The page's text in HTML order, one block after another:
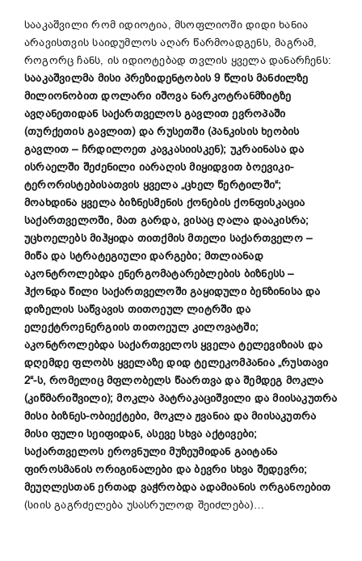
სააკაშვილი რომ იდიოტია, მსოფლიოში დიდი ხანია
არავისთვის საიდუმლოს აღარ წარმოადგენს, მაგრამ,
როგორც ჩანს, ის იდიოტებად თვლის ყველა დანარჩენს:
სააკაშვილმა მისი პრეზიდენტობის 9 წლის მანძილზე
მილიონობით დოლარი იშოვა ნარკოტრანმზიტზე
ავღანეთიდან საქართველოს გავლით ევროპაში
(თურქეთის გავლით) და რუსეთში (პანკისის ხეობის
გავლით – ჩრდილოეთ კავკასიისკენ); უკრაინასა და
ისრაელში შეძენილი იარაღის მიყიდვით ბოევიკი-
ტერორისტებისათვის ყველა „ცხელ წერტილში“;
მოახდინა ყველა ბიზნესმენის ქონების ქონფისკაცია
საქართველოში, მათ გარდა, ვისაც ღალა დააკისრა;
უცხოელებს მიჰყიდა თითქმის მთელი საქართველო –
მიწა და სტრატეგიული დარგები; მთლიანად
აკონტროლებდა ენერგომატარებლების ბიზნესს –
ჰქონდა წილი საქართველოში გაყიდული ბენზინისა და
დიზელის საწვავის თითოეულ ლიტრში და
ელექტროენერგიის თითოეულ კილოვატში;
აკონტროლებდა საქართველოს ყველა ტელევიზიას და
დღემდე ფლობს ყველაზე დიდ ტელეკომპანია „რუსთავი
2“-ს, რომელიც მფლობელს წაართვა და შემდეგ მოკლა
(კიწმარიშვილი); მოკლა პატრაკაციშვილი და მიისაკუთრა
მისი ბიზნეს-ობიექტები, მოკლა ჟვანია და მიისაკუთრა
მისი ფული სეიფიდან, ასევე სხვა აქტივები;
საქართველოს ეროვნული მუზეუმიდან გაიტანა
ფიროსმანის ორიგინალები და ბევრი სხვა შედევრი;
მეუღლესთან ერთად ვაჭრობდა ადამიანის ორგანოებით
(სიის გაგრძელება უსასრულოდ შეიძლება)…